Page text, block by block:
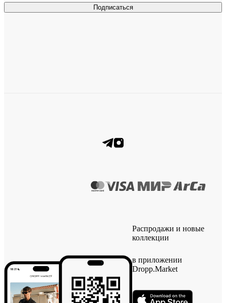
Подписаться
Распродажи и новые
коллекции
в приложении
Dropp.Market